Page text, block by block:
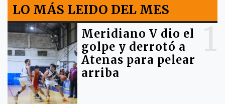
LO MÁS LEIDO DEL MES
Meridiano V dio el
golpe y derrotó a
Atenas para pelear
arriba